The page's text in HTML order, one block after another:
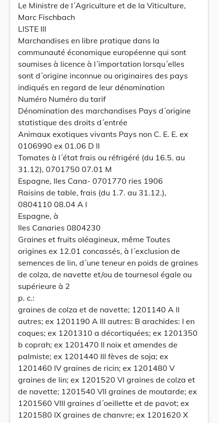
Le Ministre de l´Agriculture et de la Viticulture,
Marc Fischbach
LISTE III
Marchandises en libre pratique dans la
communauté économique européenne qui sont
soumises à licence à l´importation lorsqu´elles
sont d´origine inconnue ou originaires des pays
indiqués en regard de leur dénomination
Numéro Numéro du tarif
Dénomination des marchandises Pays d´origine
statistique des droits d´entrée
Animaux exotiques vivants Pays non C. E. E. ex
0106990 ex 01.06 D II
Tomates à l´état frais ou réfrigéré (du 16.5. au
31.12), 0701750 07.01 M
Espagne, Iles Cana- 0701770 ries 1906
Raisins de table, frais (du 1.7. au 31.12.),
0804110 08.04 A I
Espagne, à
Iles Canaries 0804230
Graines et fruits oléagineux, même Toutes
origines ex 12.01 concassés, à l´exclusion de
semences de lin, d´une teneur en poids de graines
de colza, de navette et/ou de tournesol égale ou
supérieure à 2
p. c.:
graines de colza et de navette; 1201140 A II
autres; ex 1201190 A III autres: B arachides: I en
coques; ex 1201310 a décortiquées; ex 1201350
b coprah; ex 1201470 II noix et amendes de
palmiste; ex 1201440 III fèves de soja; ex
1201460 IV graines de ricin; ex 1201480 V
graines de lin; ex 1201520 VI graines de colza et
de navette; 1201540 VII graines de moutarde; ex
1201560 VIII graines d´oeillette et de pavot; ex
1201580 IX graines de chanvre; ex 1201620 X